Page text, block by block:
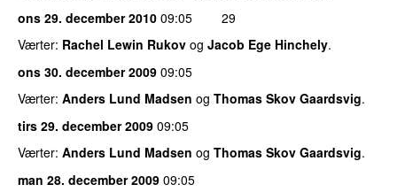
ons 29. december 2010 09:05
29
Værter: Rachel Lewin Rukov og Jacob Ege Hinchely.
ons 30. december 2009 09:05
Værter: Anders Lund Madsen og Thomas Skov Gaardsvig.
tirs 29. december 2009 09:05
Værter: Anders Lund Madsen og Thomas Skov Gaardsvig.
man 28. december 2009 09:05